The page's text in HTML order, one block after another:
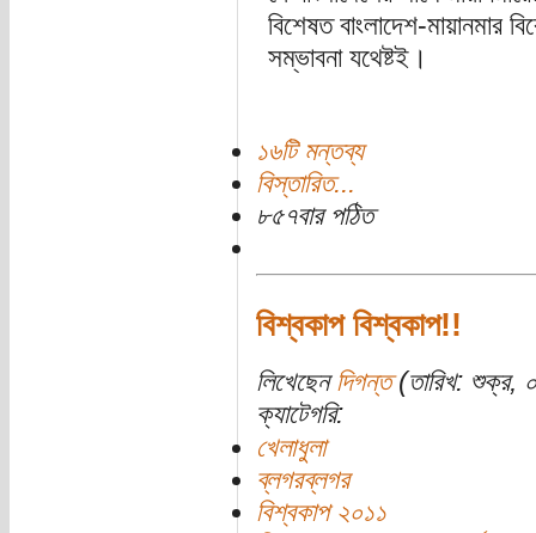
বিশেষত বাংলাদেশ-মায়ানমার
সম্ভাবনা যথেষ্টই।
১৬টি মন্তব্য
বিস্তারিত...
৮৫৭বার পঠিত
বিশ্বকাপ বিশ্বকাপ!!
লিখেছেনদিগন্ত(তারিখ: শুক্র,
ক্যাটেগরি:
খেলাধুলা
ব্লগরব্লগর
বিশ্বকাপ ২০১১